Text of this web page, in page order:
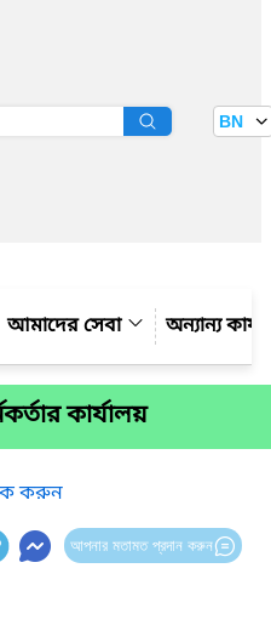
বাতায়ন BN
আমাদের সেবা অন্যান্য
কার্যালয়
করুন
আপনার মতামত প্রদান করুন